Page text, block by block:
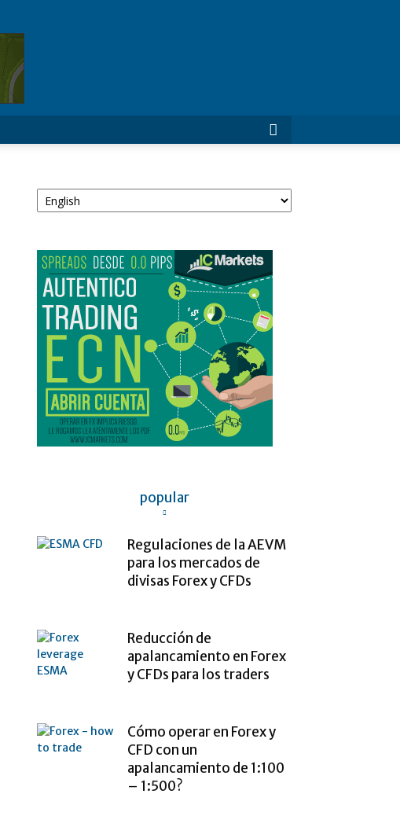
Elegir
un
popular
Regulaciones de la AEVM
para los mercados de
divisas Forex y CFDs
Reducción de
apalancamiento en Forex
y CFDs para los traders
Cómo operar en Forex y
CFD con un
apalancamiento de 1:100
– 1:500?